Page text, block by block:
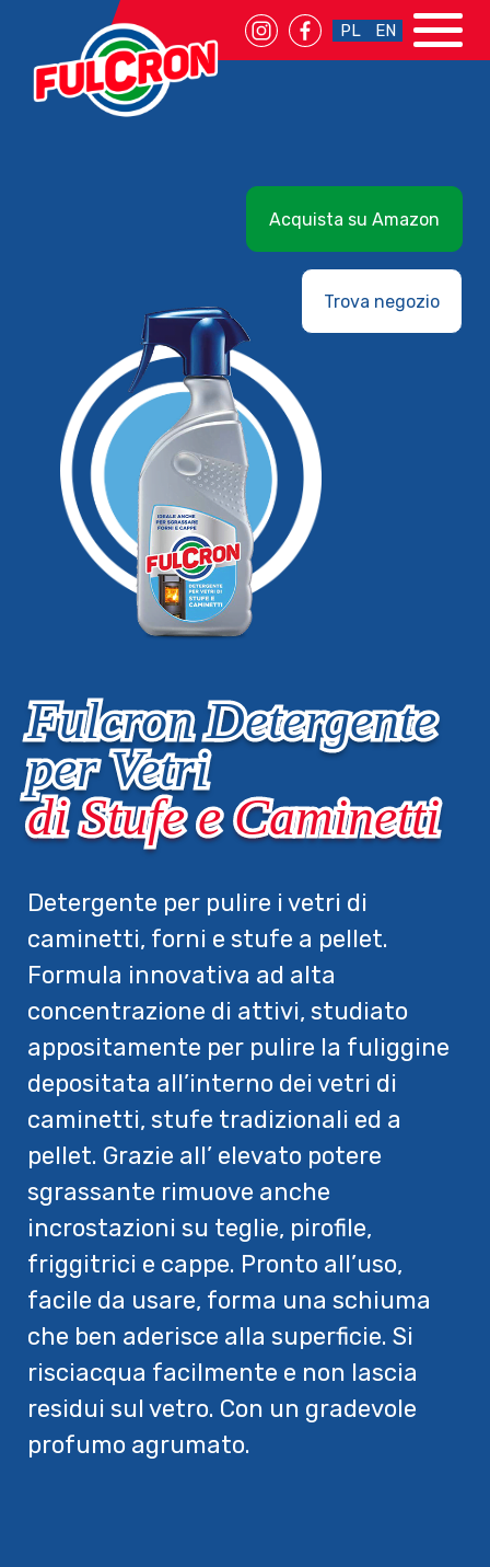
EN
PL
Fulcron Detergente
per Vetri
di Stufe e Caminetti
Acquista su Amazon
Trova negozio
Detergente per pulire i vetri di
caminetti, forni e stufe a pellet.
Formula innovativa ad alta
concentrazione di attivi, studiato
appositamente per pulire la fuliggine
depositata all’interno dei vetri di
caminetti, stufe tradizionali ed a
pellet. Grazie all’ elevato potere
sgrassante rimuove anche
incrostazioni su teglie, pirofile,
friggitrici e cappe. Pronto all’uso,
facile da usare, forma una schiuma
che ben aderisce alla superficie. Si
risciacqua facilmente e non lascia
residui sul vetro. Con un gradevole
profumo agrumato.